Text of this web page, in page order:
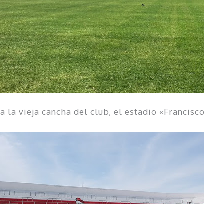
la vieja cancha del club, el estadio